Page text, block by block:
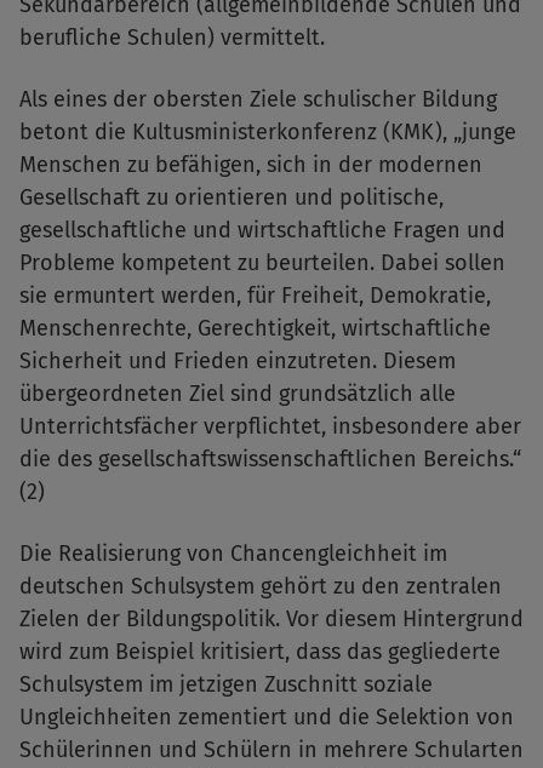
berufliche Schulen) vermittelt.
Als eines der obersten Ziele schulischer Bildung
betont die Kultusministerkonferenz (KMK), „junge
Menschen zu befähigen, sich in der modernen
Gesellschaft zu orientieren und politische,
gesellschaftliche und wirtschaftliche Fragen und
Probleme kompetent zu beurteilen. Dabei sollen
sie ermuntert werden, für Freiheit, Demokratie,
Menschenrechte, Gerechtigkeit, wirtschaftliche
Sicherheit und Frieden einzutreten. Diesem
übergeordneten Ziel sind grundsätzlich alle
Unterrichtsfächer verpflichtet, insbesondere aber
die des gesellschaftswissenschaftlichen Bereichs.“
(2)
Die Realisierung von Chancengleichheit im
deutschen Schulsystem gehört zu den zentralen
Zielen der Bildungspolitik. Vor diesem Hintergrund
wird zum Beispiel kritisiert, dass das gegliederte
Schulsystem im jetzigen Zuschnitt soziale
Ungleichheiten zementiert und die Selektion von
Schülerinnen und Schülern in mehrere Schularten